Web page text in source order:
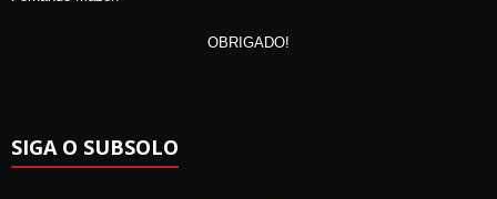
OBRIGADO!
SIGA O SUBSOLO